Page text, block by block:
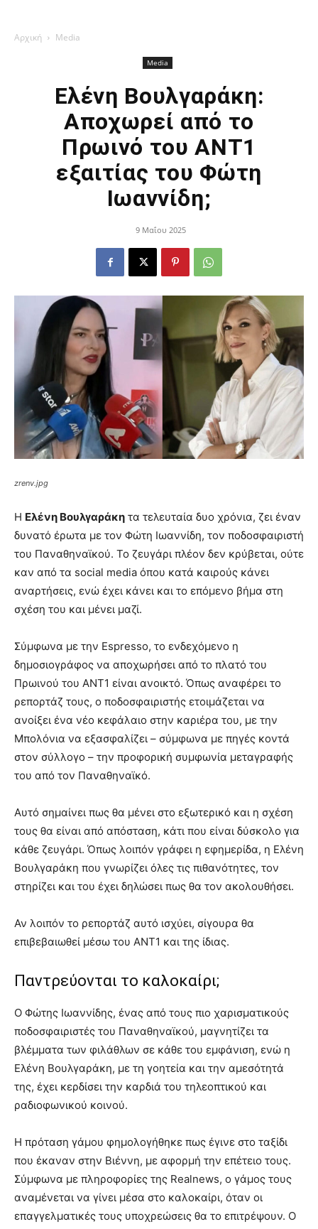
Αρχική Media
Media
Ελένη Βουλγαράκη:
Αποχωρεί από το
Πρωινό του ΑΝΤ1
εξαιτίας του Φώτη
Ιωαννίδη;
9 Μαΐου 2025
zrenv.jpg
Η Ελένη Βουλγαράκη τα τελευταία δυο χρόνια, ζει έναν
δυνατό έρωτα με τον Φώτη Ιωαννίδη, τον ποδοσφαιριστή
του Παναθηναϊκού. Το ζευγάρι πλέον δεν κρύβεται, ούτε
καν από τα social media όπου κατά καιρούς κάνει
αναρτήσεις, ενώ έχει κάνει και το επόμενο βήμα στη
σχέση του και μένει μαζί.
Σύμφωνα με την Espresso, το ενδεχόμενο η
δημοσιογράφος να αποχωρήσει από το πλατό του
Πρωινού του ΑΝΤ1 είναι ανοικτό. Όπως αναφέρει το
ρεπορτάζ τους, ο ποδοσφαιριστής ετοιμάζεται να
ανοίξει ένα νέο κεφάλαιο στην καριέρα του, με την
Μπολόνια να εξασφαλίζει – σύμφωνα με πηγές κοντά
στον σύλλογο – την προφορική συμφωνία μεταγραφής
του από τον Παναθηναϊκό.
Αυτό σημαίνει πως θα μένει στο εξωτερικό και η σχέση
τους θα είναι από απόσταση, κάτι που είναι δύσκολο για
κάθε ζευγάρι. Όπως λοιπόν γράφει η εφημερίδα, η Ελένη
Βουλγαράκη που γνωρίζει όλες τις πιθανότητες, τον
στηρίζει και του έχει δηλώσει πως θα τον ακολουθήσει.
Αν λοιπόν το ρεπορτάζ αυτό ισχύει, σίγουρα θα
επιβεβαιωθεί μέσω του ΑΝΤ1 και της ίδιας.
Παντρεύονται το καλοκαίρι;
Ο Φώτης Ιωαννίδης, ένας από τους πιο χαρισματικούς
ποδοσφαιριστές του Παναθηναϊκού, μαγνητίζει τα
βλέμματα των φιλάθλων σε κάθε του εμφάνιση, ενώ η
Ελένη Βουλγαράκη, με τη γοητεία και την αμεσότητά
της, έχει κερδίσει την καρδιά του τηλεοπτικού και
ραδιοφωνικού κοινού.
Η πρόταση γάμου φημολογήθηκε πως έγινε στο ταξίδι
που έκαναν στην Βιέννη, με αφορμή την επέτειο τους.
Σύμφωνα με πληροφορίες της Realnews, ο γάμος τους
αναμένεται να γίνει μέσα στο καλοκαίρι, όταν οι
επαγγελματικές τους υποχρεώσεις θα το επιτρέψουν. Ο